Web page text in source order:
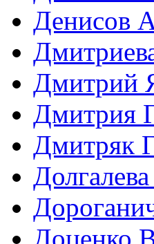
Денисов
Дмитрий
Дмитрия
Дмитряк